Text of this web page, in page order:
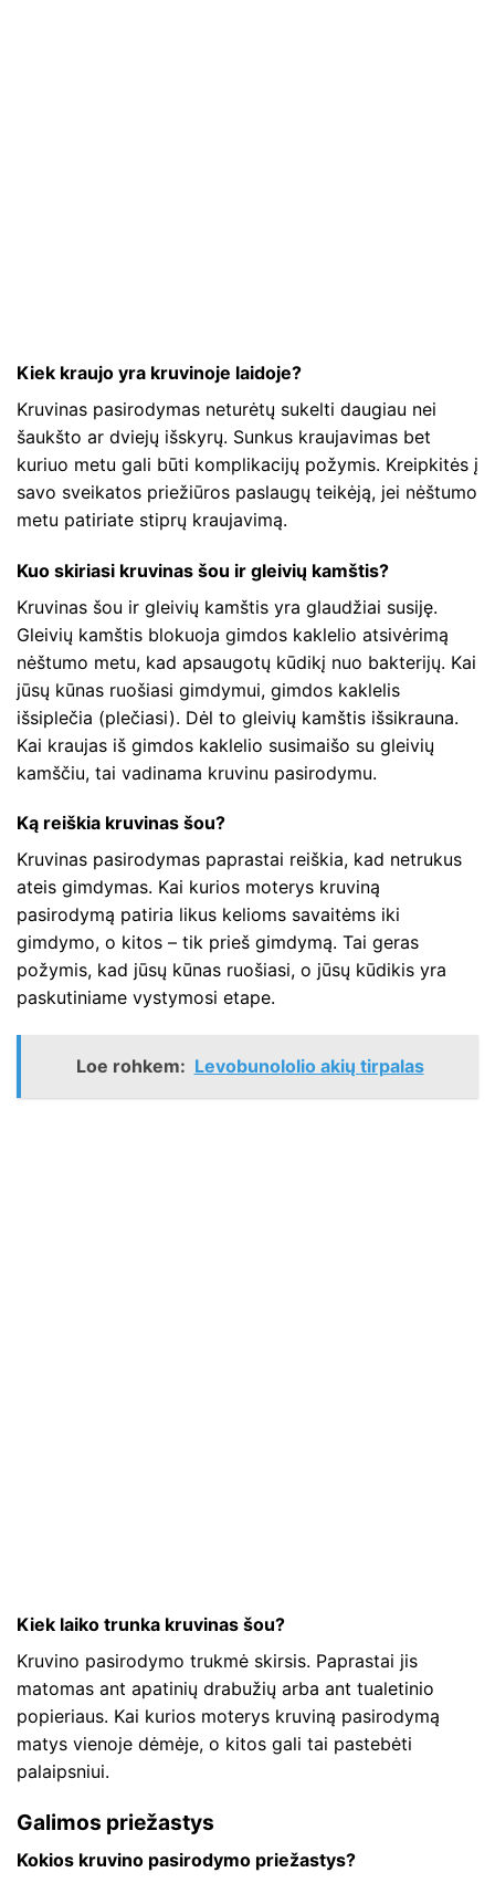
Kiek kraujo yra kruvinoje laidoje?
Kruvinas pasirodymas neturėtų sukelti daugiau nei
šaukšto ar dviejų išskyrų. Sunkus kraujavimas bet
kuriuo metu gali būti komplikacijų požymis. Kreipkitės į
savo sveikatos priežiūros paslaugų teikėją, jei nėštumo
metu patiriate stiprų kraujavimą.
Kuo skiriasi kruvinas šou ir gleivių kamštis?
Kruvinas šou ir gleivių kamštis yra glaudžiai susiję.
Gleivių kamštis blokuoja gimdos kaklelio atsivėrimą
nėštumo metu, kad apsaugotų kūdikį nuo bakterijų. Kai
jūsų kūnas ruošiasi gimdymui, gimdos kaklelis
išsiplečia (plečiasi). Dėl to gleivių kamštis išsikrauna.
Kai kraujas iš gimdos kaklelio susimaišo su gleivių
kamščiu, tai vadinama kruvinu pasirodymu.
Ką reiškia kruvinas šou?
Kruvinas pasirodymas paprastai reiškia, kad netrukus
ateis gimdymas. Kai kurios moterys kruviną
pasirodymą patiria likus kelioms savaitėms iki
gimdymo, o kitos – tik prieš gimdymą. Tai geras
požymis, kad jūsų kūnas ruošiasi, o jūsų kūdikis yra
paskutiniame vystymosi etape.
Loe rohkem: Levobunololio akių tirpalas
Kiek laiko trunka kruvinas šou?
Kruvino pasirodymo trukmė skirsis. Paprastai jis
matomas ant apatinių drabužių arba ant tualetinio
popieriaus. Kai kurios moterys kruviną pasirodymą
matys vienoje dėmėje, o kitos gali tai pastebėti
palaipsniui.
Galimos priežastys
Kokios kruvino pasirodymo priežastys?